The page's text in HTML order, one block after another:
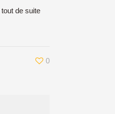
de suite
0